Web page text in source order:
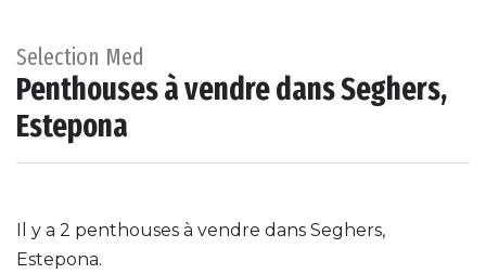
Selection Med
Penthouses à vendre dans Seghers,
Estepona
Il y a 2 penthouses à vendre dans Seghers,
Estepona.